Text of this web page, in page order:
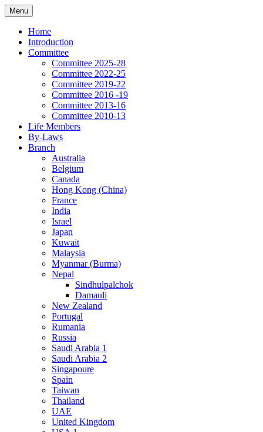
Skip
to
content
Global Federation for Nepali Literature (GFNL)
विश्व नेपाली साहित्य महासंघ www.gfnl.org
Header
Menu
Menu
Home
Introduction
Committee
Committee 2025-28
Committee 2022-25
Committee 2019-22
Committee 2016 -19
Committee 2013-16
Committee 2010-13
Life Members
By-Laws
Branch
Australia
Belgium
Canada
Hong Kong (China)
France
India
Israel
Japan
Kuwait
Malaysia
Myanmar (Burma)
Nepal
Sindhulpalchok
Damauli
New Zealand
Portugal
Rumania
Russia
Saudi Arabia 1
Saudi Arabia 2
Singapoure
Spain
Taiwan
Thailand
UAE
United Kingdom